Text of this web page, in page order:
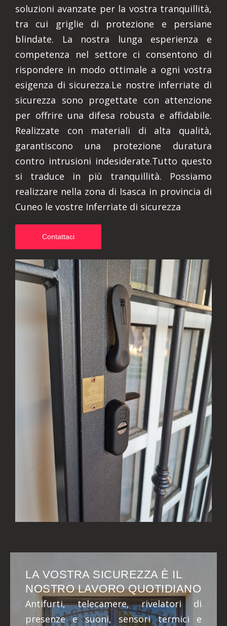
soluzioni avanzate per la vostra tranquillità,
tra cui griglie di protezione e persiane
blindate. La nostra lunga esperienza e
competenza nel settore ci consentono di
rispondere in modo ottimale a ogni vostra
esigenza di sicurezza.Le nostre inferriate di
sicurezza sono progettate con attenzione
per offrire una difesa robusta e affidabile.
Realizzate con materiali di alta qualità,
garantiscono una protezione duratura
contro intrusioni indesiderate.Tutto questo
si traduce in più tranquillità. Possiamo
realizzare nella zona di Isasca in provincia di
Cuneo le vostre Inferriate di sicurezza
Contattaci
LA VOSTRA SICUREZZA È IL
NOSTRO LAVORO QUOTIDIANO
Antifurti, telecamere, rivelatori di
presenze e suoni, sensori termici e